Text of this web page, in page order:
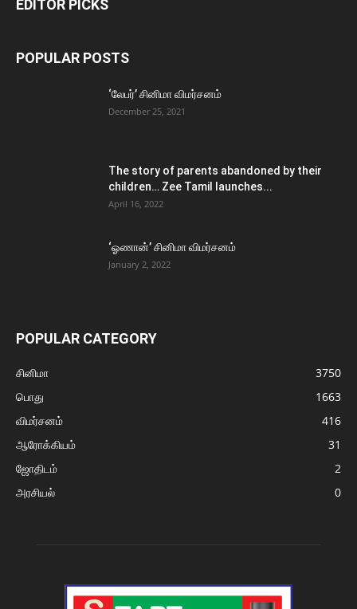
EDITOR PICKS
POPULAR POSTS
‘லேபர்’ சினிமா விமர்சனம்
December 25, 2021
The story of parents abandoned by their
children… Zee Tamil launches...
April 16, 2022
‘ஓணான்’ சினிமா விமர்சனம்
January 2, 2022
POPULAR CATEGORY
சினிமா
3750
பொது
1663
விமர்சனம்
416
ஆரோக்கியம்
31
ஜோதிடம்
2
அரசியல்
0